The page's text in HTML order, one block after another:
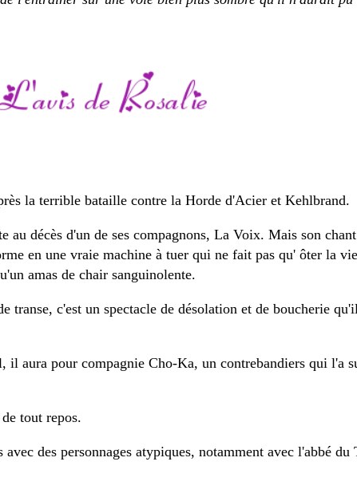
la terrible bataille contre la Horde d'Acier et Kehlbrand.
au décès d'un de ses compagnons, La Voix. Mais son
en une vraie machine à tuer qui ne fait pas qu' ôter la
amas de chair sanguinolente.
transe, c'est un spectacle de désolation et de boucherie
il aura pour compagnie Cho-Ka, un contrebandiers qui l'a
tout repos.
avec des personnages atypiques, notamment avec l'abbé du